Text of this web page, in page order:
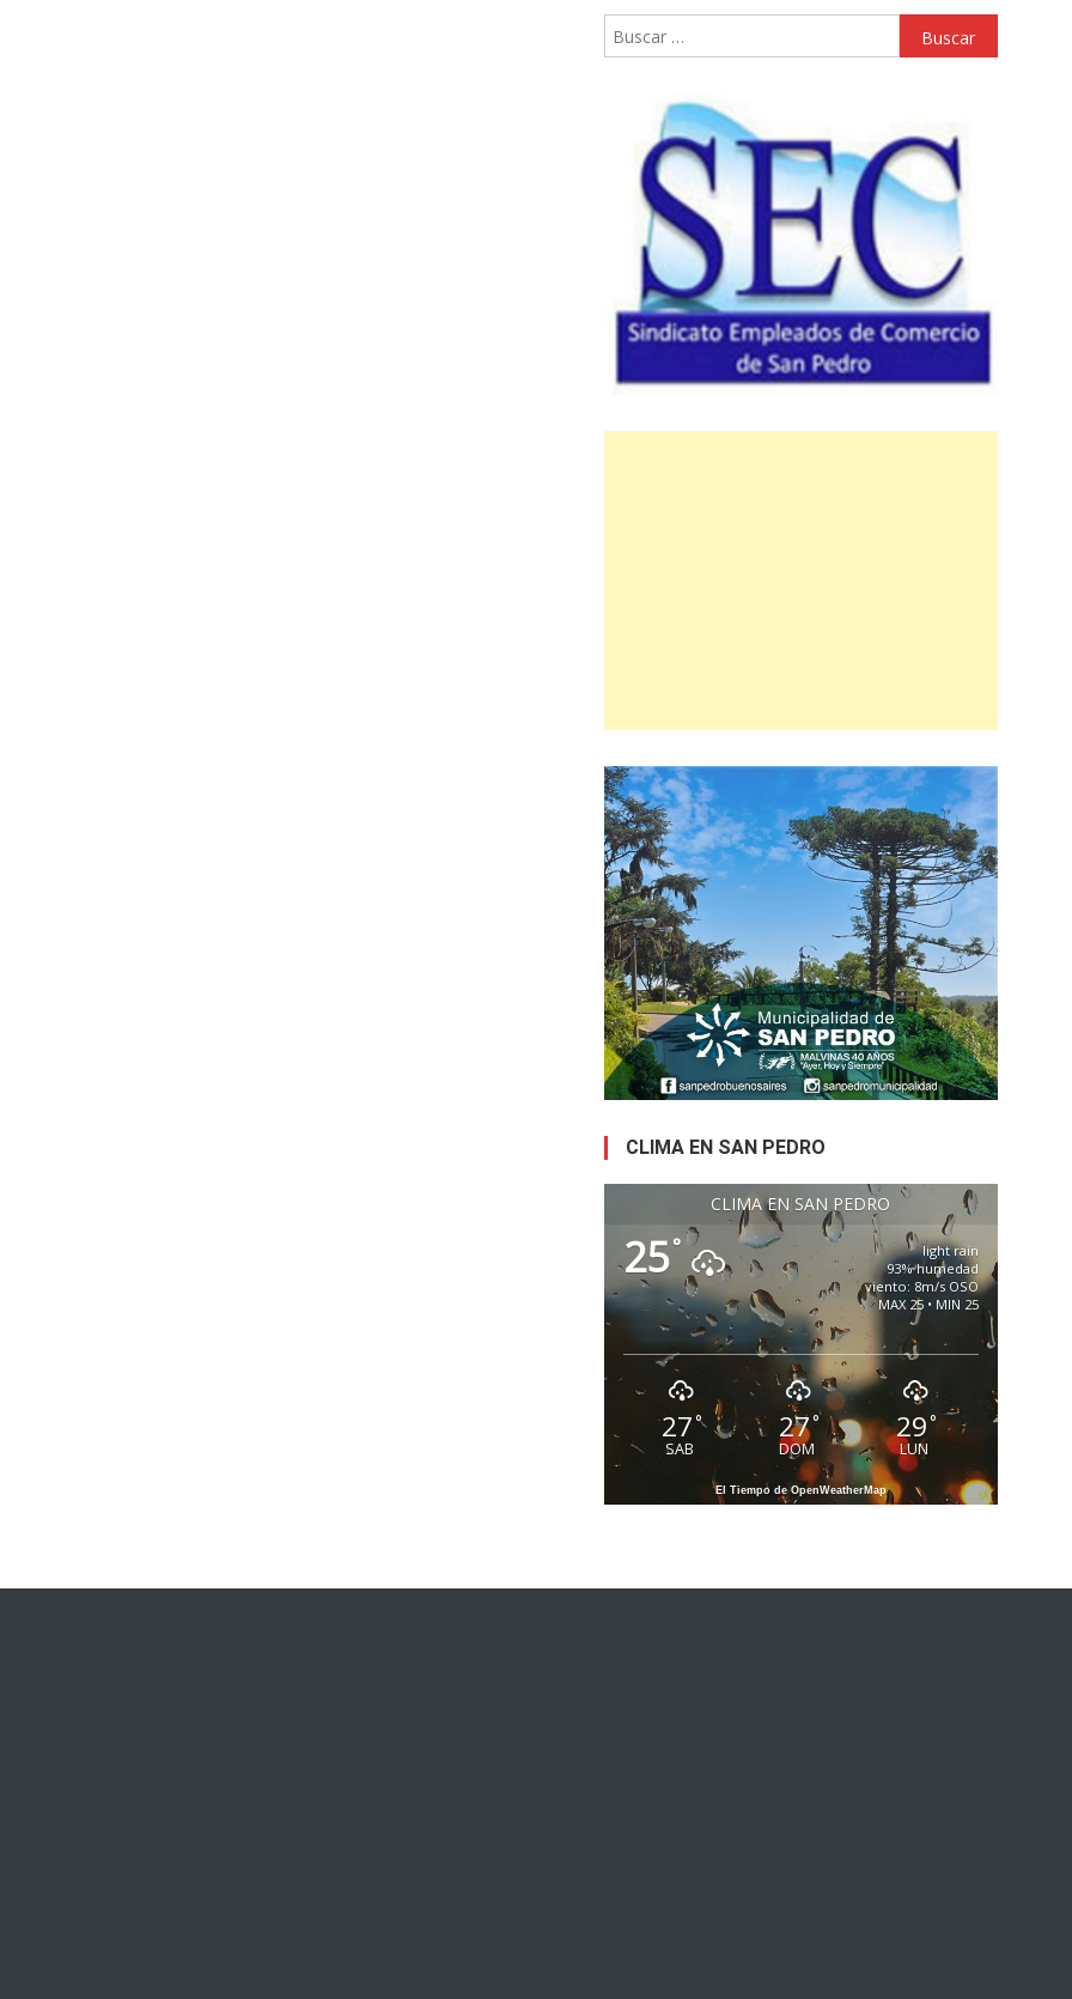
Buscar:
CLIMA EN SAN PEDRO
CLIMA EN SAN PEDRO
25°
light rain
93% humedad
viento: 8m/s OSO
MAX 25 • MIN 25
27°
SAB
27°
DOM
29°
LUN
El Tiempo de OpenWeatherMap